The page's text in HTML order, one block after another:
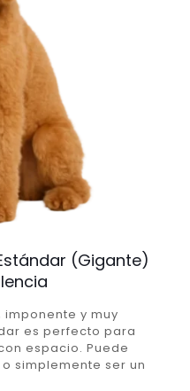
(Gigante)
imponente y muy
es perfecto para
espacio. Puede
simplemente ser un